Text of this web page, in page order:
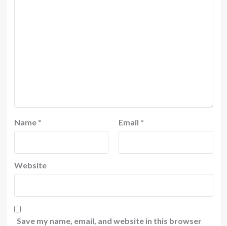
Name * Email *
Website
Save my name, email, and website in this browser